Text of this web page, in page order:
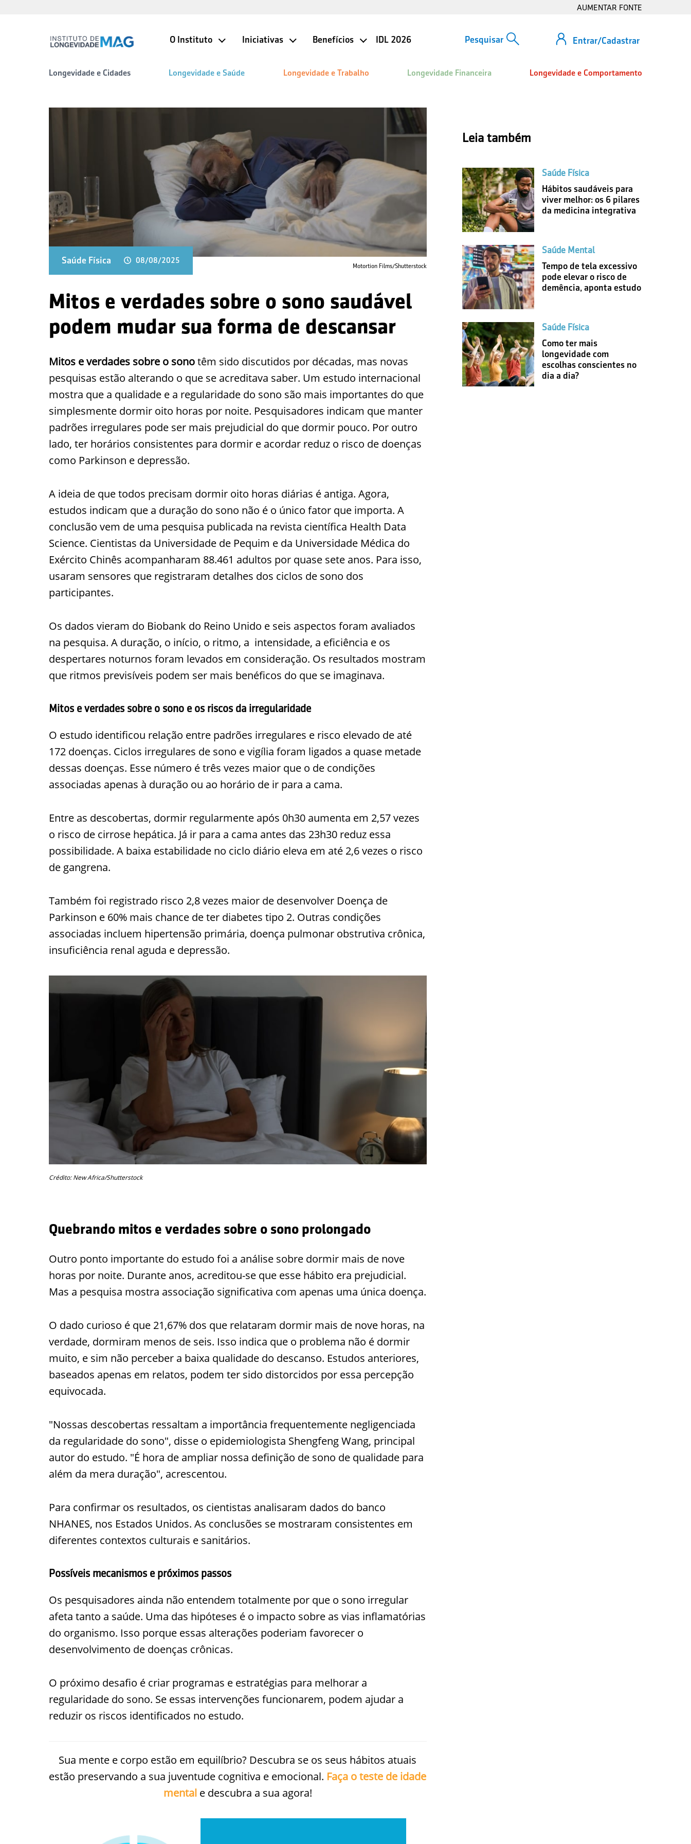
AUMENTAR FONTE
Entrar/Cadastrar
O Instituto Iniciativas Benefícios IDL 2026
Longevidade e Cidades Longevidade e Saúde Longevidade e Trabalho Longevidade Financeira Longevidade e Comportamento
Motortion Films/Shutterstock
Saúde Física 08/08/2025
Mitos e verdades sobre o sono saudável
podem mudar sua forma de descansar
Mitos e verdades sobre o sonotêm sido discutidos por décadas, mas novas
pesquisas estão alterando o que se acreditava saber. Um estudo internacional
mostra que a qualidade e a regularidade do sono são mais importantes do que
simplesmente dormir oito horas por noite. Pesquisadores indicam que manter
padrões irregulares pode ser mais prejudicial do que dormir pouco. Por outro
lado, ter horários consistentes para dormir e acordar reduz o risco de doenças
como Parkinson e depressão.
A ideia de que todos precisam dormir oito horas diárias é antiga. Agora,
estudos indicam que a duração do sono não é o único fator que importa. A
conclusão vem de uma pesquisa publicada na revista científica Health Data
Science. Cientistas da Universidade de Pequim e da Universidade Médica do
Exército Chinês acompanharam 88.461 adultos por quase sete anos. Para isso,
usaram sensores que registraram detalhes dos ciclos de sono dos
participantes.
Os dados vieram do Biobank do Reino Unido e seis aspectos foram avaliados
na pesquisa. A duração, o início, o ritmo, a intensidade, a eficiência e os
despertares noturnos foram levados em consideração. Os resultados mostram
que ritmos previsíveis podem ser mais benéficos do que se imaginava.
Mitos e verdades sobre o sono e os riscos da irregularidade
O estudo identificou relação entre padrões irregulares e risco elevado de até
172 doenças. Ciclos irregulares de sono e vigília foram ligados a quase metade
dessas doenças. Esse número é três vezes maior que o de condições
associadas apenas à duração ou ao horário de ir para a cama.
Entre as descobertas, dormir regularmente após 0h30 aumenta em 2,57 vezes
o risco de cirrose hepática. Já ir para a cama antes das 23h30 reduz essa
possibilidade. A baixa estabilidade no ciclo diário eleva em até 2,6 vezes o risco
de gangrena.
Também foi registrado risco 2,8 vezes maior de desenvolver Doença de
Parkinson e 60% mais chance de ter diabetes tipo 2. Outras condições
associadas incluem hipertensão primária, doença pulmonar obstrutiva crônica,
insuficiência renal aguda e depressão.
Crédito: New Africa/Shutterstock
Quebrando mitos e verdades sobre o sono prolongado
Outro ponto importante do estudo foi a análise sobre dormir mais de nove
horas por noite. Durante anos, acreditou-se que esse hábito era prejudicial.
Mas a pesquisa mostra associação significativa com apenas uma única doença.
O dado curioso é que 21,67% dos que relataram dormir mais de nove horas, na
verdade, dormiram menos de seis. Isso indica que o problema não é dormir
muito, e sim não perceber a baixa qualidade do descanso. Estudos anteriores,
baseados apenas em relatos, podem ter sido distorcidos por essa percepção
equivocada.
"Nossas descobertas ressaltam a importância frequentemente negligenciada
da regularidade do sono", disse o epidemiologista Shengfeng Wang, principal
autor do estudo. "É hora de ampliar nossa definição de sono de qualidade para
além da mera duração", acrescentou.
Para confirmar os resultados, os cientistas analisaram dados do banco
NHANES, nos Estados Unidos. As conclusões se mostraram consistentes em
diferentes contextos culturais e sanitários.
Possíveis mecanismos e próximos passos
Os pesquisadores ainda não entendem totalmente por que o sono irregular
afeta tanto a saúde. Uma das hipóteses é o impacto sobre as vias inflamatórias
do organismo. Isso porque essas alterações poderiam favorecer o
desenvolvimento de doenças crônicas.
O próximo desafio é criar programas e estratégias para melhorar a
regularidade do sono. Se essas intervenções funcionarem, podem ajudar a
reduzir os riscos identificados no estudo.
Sua mente e corpo estão em equilíbrio? Descubra se os seus hábitos atuais
estão preservando a sua juventude cognitiva e emocional. Faça o teste de idade
mentale descubra a sua agora!
Leia também
Saúde Física
Hábitos saudáveis para
viver melhor: os 6 pilares
da medicina integrativa
Saúde Mental
Tempo de tela excessivo
pode elevar o risco de
demência, aponta estudo
Saúde Física
Como ter mais
longevidade com
escolhas conscientes no
dia a dia?